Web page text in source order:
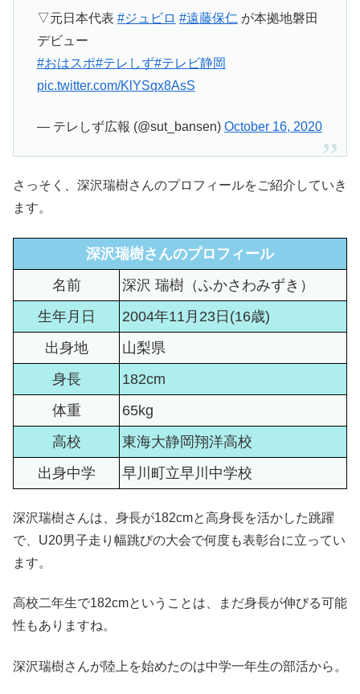
▽元日本代表 #ジュビロ #遠藤保仁 が本拠地磐田
デビュー
#おはスポ#テレしず#テレビ静岡
pic.twitter.com/KlYSqx8AsS
— テレしず広報 (@sut_bansen) October 16, 2020
さっそく、深沢瑞樹さんのプロフィールをご紹介していき
ます。
深沢瑞樹さんのプロフィール
名前
深沢 瑞樹（ふかさわみずき）
生年月日
2004年11月23日(16歳)
出身地
山梨県
身長
182cm
体重
65kg
高校
東海大静岡翔洋高校
出身中学
早川町立早川中学校
深沢瑞樹さんは、身長が182cmと高身長を活かした跳躍
で、U20男子走り幅跳びの大会で何度も表彰台に立ってい
ます。
高校二年生で182cmということは、まだ身長が伸びる可能
性もありますね。
深沢瑞樹さんが陸上を始めたのは中学一年生の部活から。